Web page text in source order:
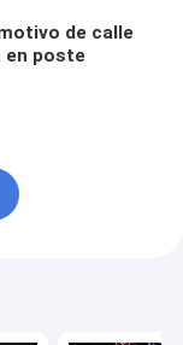
de calle
en poste